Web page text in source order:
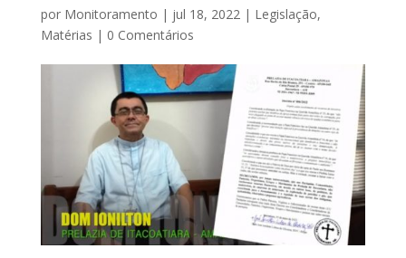
por Monitoramento | jul 18, 2022| Legislação,
Matérias | 0 Comentários